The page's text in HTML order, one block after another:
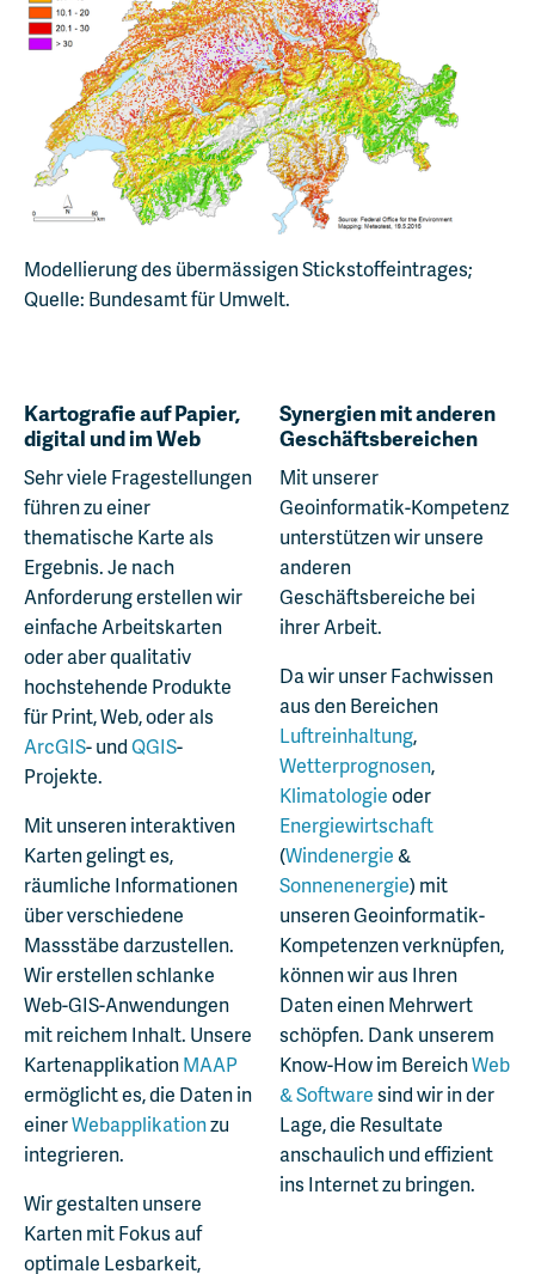
Modellierung des übermässigen Stickstoffeintrages;
Quelle: Bundesamt für Umwelt.
Kartografie auf Papier,
digital und im Web
Sehr viele Fragestellungen
führen zu einer
thematische Karte als
Ergebnis. Je nach
Anforderung erstellen wir
einfache Arbeitskarten
oder aber qualitativ
hochstehende Produkte
für Print, Web, oder als
ArcGIS- undQGIS-
Projekte.
Mit unseren interaktiven
Karten gelingt es,
räumliche Informationen
über verschiedene
Massstäbe darzustellen.
Wir erstellen schlanke
Web-GIS-Anwendungen
mit reichem Inhalt. Unsere
KartenapplikationMAAP
ermöglicht es, die Daten in
einerWebapplikationzu
integrieren.
Wir gestalten unsere
Karten mit Fokus auf
optimale Lesbarkeit,
Synergien mit anderen
Geschäftsbereichen
Mit unserer
Geoinformatik-Kompetenz
unterstützen wir unsere
anderen
Geschäftsbereiche bei
ihrer Arbeit.
Da wir unser Fachwissen
aus den Bereichen
Luftreinhaltung,
Wetterprognosen,
Klimatologieoder
Energiewirtschaft
(Windenergie &
Sonnenenergie) mit
unseren Geoinformatik-
Kompetenzen verknüpfen,
können wir aus Ihren
Daten einen Mehrwert
schöpfen. Dank unserem
Know-How im BereichWeb
& Softwaresind wir in der
Lage, die Resultate
anschaulich und effizient
ins Internet zu bringen.